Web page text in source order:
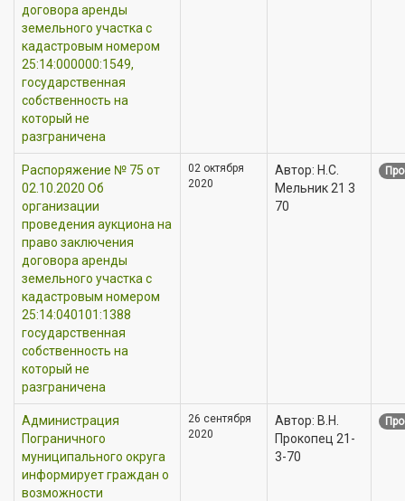
договора аренды
земельного участка с
кадастровым номером
25:14:000000:1549,
государственная
собственность на
который не
разграничена
Распоряжение № 75 от
02.10.2020 Об
организации
проведения аукциона на
право заключения
договора аренды
земельного участка с
кадастровым номером
25:14:040101:1388
государственная
собственность на
который не
разграничена
02 октября
2020
Автор: Н.С.
Мельник 21 3
70
Администрация
Пограничного
муниципального округа
информирует граждан о
возможности
26 сентября
2020
Автор: В.Н.
Прокопец 21-
3-70